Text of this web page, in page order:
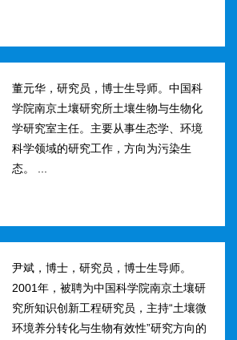
国家、中科院、江苏省科技进步奖和自
董元华，研究员，博士生导师。中国科
学院南京土壤研究所土壤生物与生物化
学研究室主任。主要从事生态学、环境
科学领域的研究工作，方向为污染生
态。 ...
尹斌，博士，研究员，博士生导师。
2001年，被聘为中国科学院南京土壤研
究所知识创新工程研究员，主持“土壤微
环境养分转化与生物有效性”研究方向的